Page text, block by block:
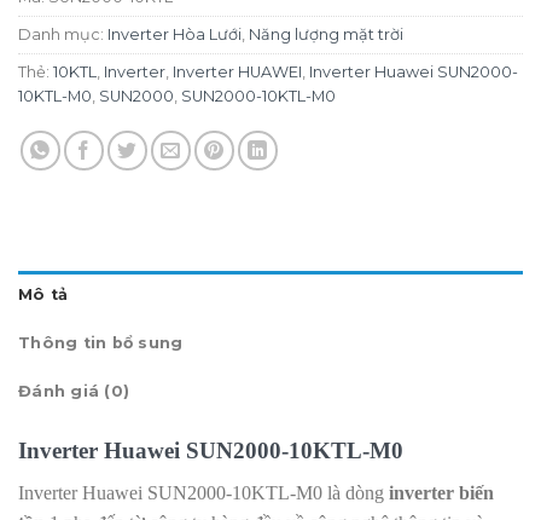
Danh mục: Inverter Hòa Lưới, Năng lượng mặt trời
Thẻ: 10KTL, Inverter, Inverter HUAWEI, Inverter Huawei SUN2000-
10KTL-M0, SUN2000, SUN2000-10KTL-M0
Mô tả
Thông tin bổ sung
Đánh giá (0)
Inverter Huawei SUN2000-10KTL-M0
Inverter Huawei SUN2000-10KTL-M0 là dòng inverter biến